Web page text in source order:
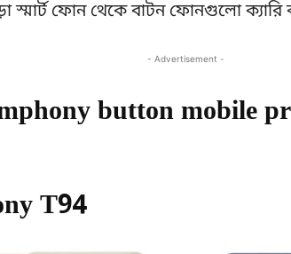
স্মার্ট ফোন থেকে বাটন ফোনগুলো ক্যারি
- Advertisement -
button mobile
T94